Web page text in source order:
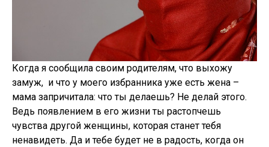
Когда я сообщила своим родителям, что выхожу
замуж, и что у моего избранника уже есть жена –
мама запричитала: что ты делаешь? Не делай этого.
Ведь появлением в его жизни ты растопчешь
чувства другой женщины, которая станет тебя
ненавидеть. Да и тебе будет не в радость, когда он